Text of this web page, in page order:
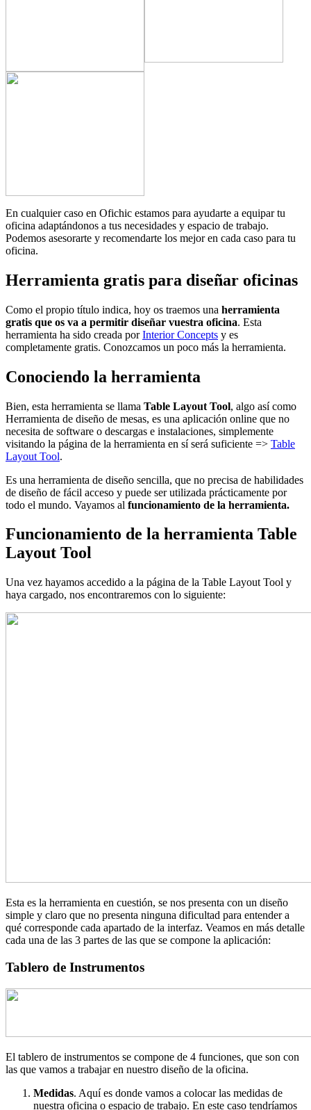
En cualquier caso en Ofichic estamos para ayudarte a equipar tu
oficina adaptándonos a tus necesidades y espacio de trabajo.
Podemos asesorarte y recomendarte los mejor en cada caso para tu
oficina.
Herramienta gratis para diseñar oficinas
Como el propio título indica, hoy os traemos una herramienta
gratis que os va a permitir diseñar vuestra oficina. Esta
herramienta ha sido creada porInterior Concepts y es
completamente gratis. Conozcamos un poco más la herramienta.
Conociendo la herramienta
Bien, esta herramienta se llama Table Layout Tool, algo así como
Herramienta de diseño de mesas, es una aplicación online que no
necesita de software o descargas e instalaciones, simplemente
visitando la página de la herramienta en sí será suficiente => Table
Layout Tool.
Es una herramienta de diseño sencilla, que no precisa de habilidades
de diseño de fácil acceso y puede ser utilizada prácticamente por
todo el mundo. Vayamos al funcionamiento de la herramienta.
Funcionamiento de la herramienta Table
Layout Tool
Una vez hayamos accedido a la página de la Table Layout Tool y
haya cargado, nos encontraremos con lo siguiente:
Esta es la herramienta en cuestión, se nos presenta con un diseño
simple y claro que no presenta ninguna dificultad para entender a
qué corresponde cada apartado de la interfaz. Veamos en más detalle
cada una de las 3 partes de las que se compone la aplicación:
Tablero de Instrumentos
El tablero de instrumentos se compone de 4 funciones, que son con
las que vamos a trabajar en nuestro diseño de la oficina.
Medidas. Aquí es donde vamos a colocar las medidas de
nuestra oficina o espacio de trabajo. En este caso tendríamos